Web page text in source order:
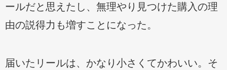
ールだと思えたし、無理やり見つけた購入の理
由の説得力も増すことになった。
届いたリールは、かなり小さくてかわいい。そ